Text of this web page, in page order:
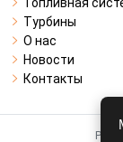
Турбины
О нас
Новости
Контакты